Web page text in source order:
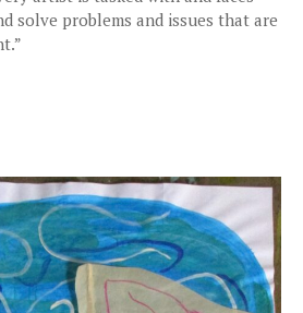
solve problems and issues that are